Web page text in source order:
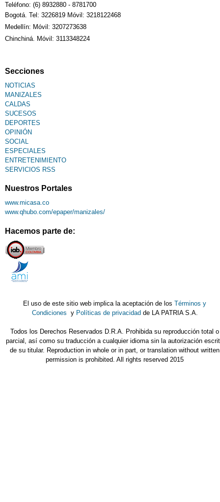
Teléfono: (6) 8932880 - 8781700
Bogotá. Tel: 3226819 Móvil: 3218122468
Medellín: Móvil: 3207273638
Chinchiná. Móvil: 3113348224
Secciones
NOTICIAS
MANIZALES
CALDAS
SUCESOS
DEPORTES
OPINIÓN
SOCIAL
ESPECIALES
ENTRETENIMIENTO
SERVICIOS RSS
Nuestros Portales
www.micasa.co
www.qhubo.com/epaper/manizales/
Hacemos parte de:
El uso de este sitio web implica la aceptación de losTérminos y
Condiciones y Políticas de privacidad de LA PATRIA S.A.
Todos los Derechos Reservados D.R.A. Prohibida su reproducción total o
parcial, así como su traducción a cualquier idioma sin la autorización
de su titular. Reproduction in whole or in part, or translation without written
permission is prohibited. All rights reserved 2015